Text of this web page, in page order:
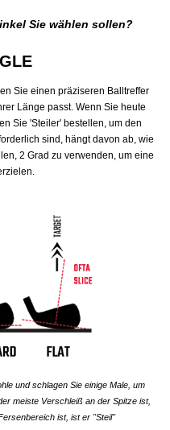
Sie wählen sollen?
Sie einen präziseren Balltreffer
Länge passt. Wenn Sie heute
Sie 'Steiler' bestellen, um den
sind, hängt davon ab, wie
2 Grad zu verwenden, um eine
und schlagen Sie einige Male, um
meiste Verschleiß an der Spitze ist,
ist, ist er "Steil"